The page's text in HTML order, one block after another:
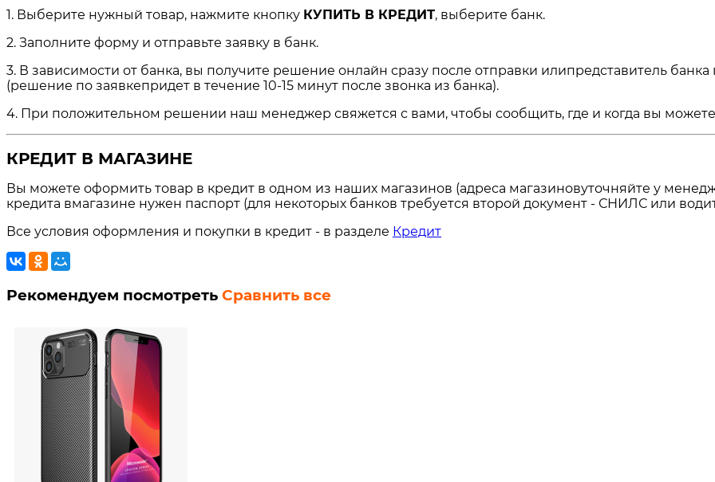
1. Выберите нужный товар, нажмите кнопку КУПИТЬ В КРЕДИТ, выберите банк.
2. Заполните форму и отправьте заявку в банк.
3. В зависимости от банка, вы получите решение онлайн сразу после отправки илипредставитель
(решение по заявкепридет в течение 10-15 минут после звонка из банка).
4. При положительном решении наш менеджер свяжется с вами, чтобы сообщить, где и когда вы можете
КРЕДИТ В МАГАЗИНЕ
Вы можете оформить товар в кредит в одном из наших магазинов (адреса магазиновуточняйте у
кредита вмагазине нужен паспорт (для некоторых банков требуется второй документ - СНИЛС или
Все условия оформления и покупки в кредит - в разделе Кредит
Рекомендуем посмотреть Сравнить все